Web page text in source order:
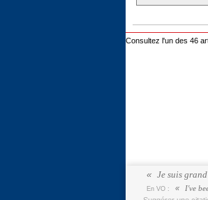
Consultez l'un des 46
Je suis
En VO :
I've